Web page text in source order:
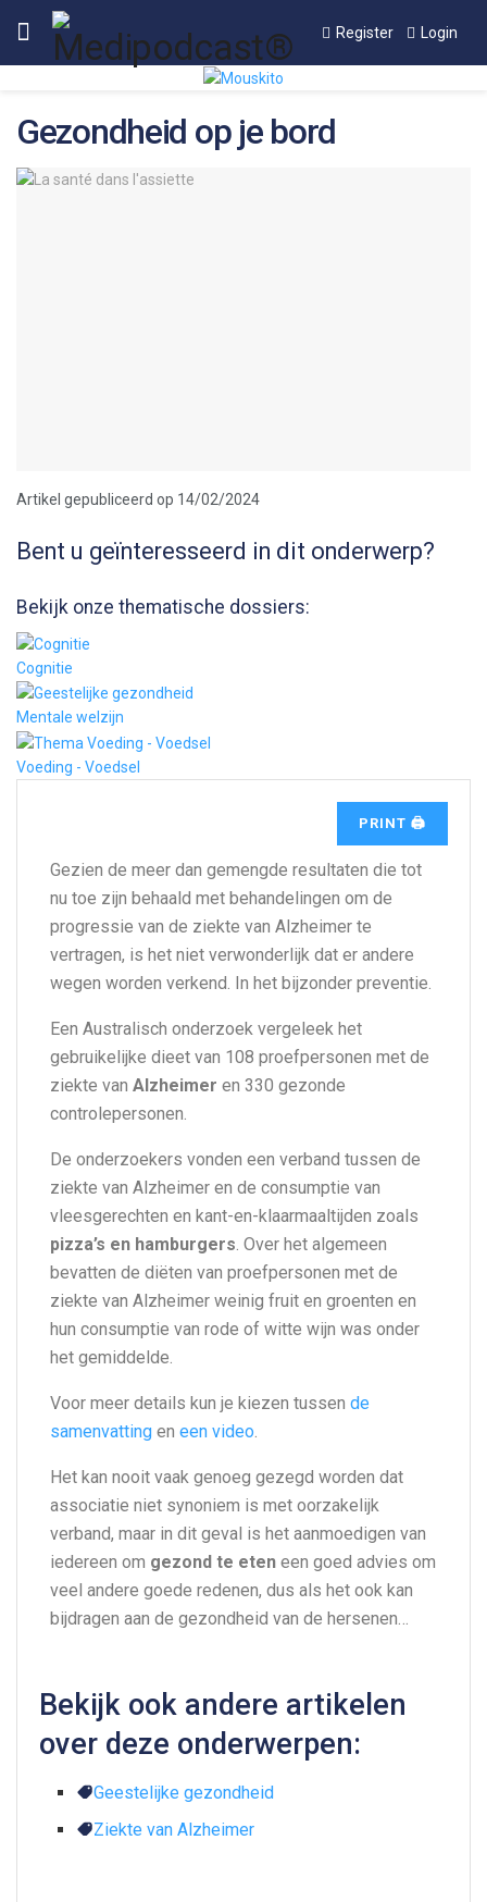
Register Login
Gezondheid op je bord
Artikel gepubliceerd op 14/02/2024
Bent u geïnteresseerd in dit onderwerp?
Bekijk onze thematische dossiers:
Cognitie
Mentale welzijn
Voeding - Voedsel
PRINT 🖨
Gezien de meer dan gemengde resultaten die tot
nu toe zijn behaald met behandelingen om de
progressie van de ziekte van Alzheimer te
vertragen, is het niet verwonderlijk dat er andere
wegen worden verkend. In het bijzonder preventie.
Een Australisch onderzoek vergeleek het
gebruikelijke dieet van 108 proefpersonen met de
ziekte van Alzheimer en 330 gezonde
controlepersonen.
De onderzoekers vonden een verband tussen de
ziekte van Alzheimer en de consumptie van
vleesgerechten en kant-en-klaarmaaltijden zoals
pizza’s en hamburgers . Over het algemeen
bevatten de diëten van proefpersonen met de
ziekte van Alzheimer weinig fruit en groenten en
hun consumptie van rode of witte wijn was onder
het gemiddelde.
Voor meer details kun je kiezen tussen de
samenvatting en een video
Het kan nooit vaak genoeg gezegd worden dat
associatie niet synoniem is met oorzakelijk
verband, maar in dit geval is het aanmoedigen van
iedereen om gezond te eten een goed advies om
veel andere goede redenen, dus als het ook kan
bijdragen aan de gezondheid van de hersenen…
Bekijk ook andere artikelen
over deze onderwerpen:
Geestelijke gezondheid
Ziekte van Alzheimer